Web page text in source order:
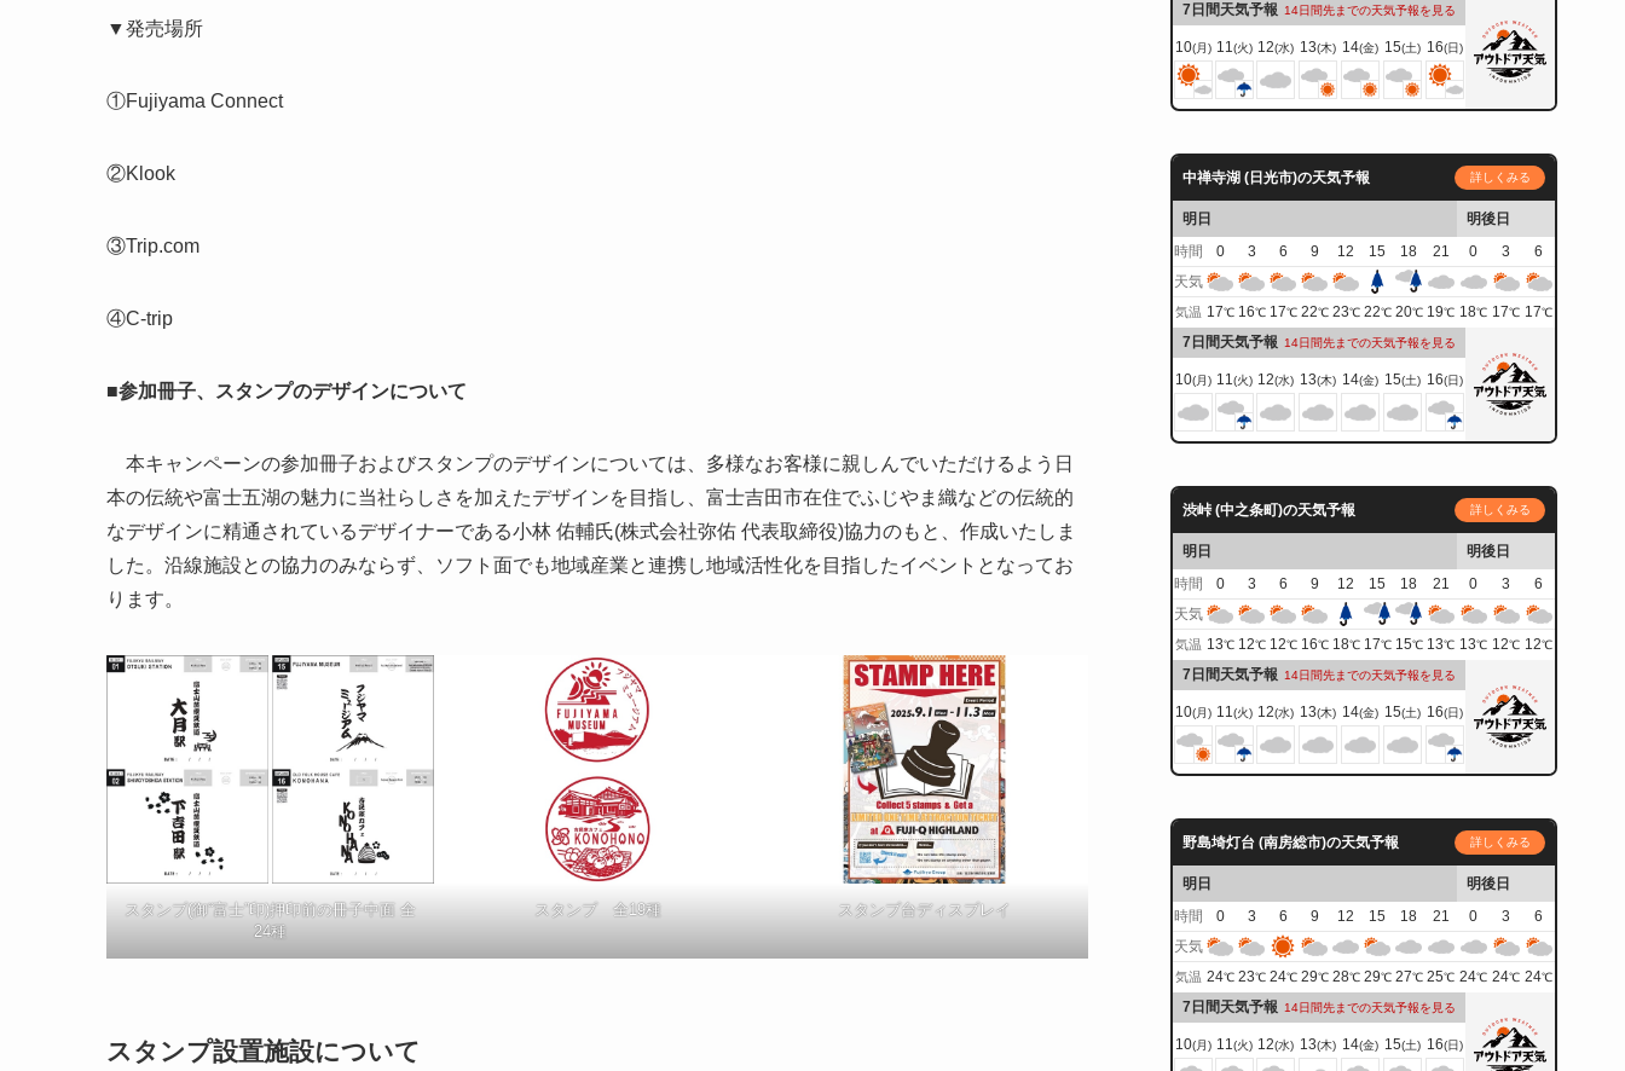
▼発売場所
①Fujiyama Connect
②Klook
③Trip.com
④C-trip
■参加冊子、スタンプのデザインについて
本キャンペーンの参加冊子およびスタンプのデザインについては、多様なお客様に親しんでいただけるよう日
本の伝統や富士五湖の魅力に当社らしさを加えたデザインを目指し、富士吉田市在住でふじやま織などの伝統的
なデザインに精通されているデザイナーである小林 佑輔氏(株式会社弥佑 代表取締役)協力のもと、作成いたしま
した。沿線施設との協力のみならず、ソフト面でも地域産業と連携し地域活性化を目指したイベントとなってお
ります。
スタンプ(御“富士”印)押印前の冊子中面 全
24種
スタンプ 全19種 スタンプ台ディスプレイ
スタンプ設置施設について
7日間天気予報 14日間先までの天気予報を見る
10(月) 11(火) 12(水) 13(木) 14(金) 15(土) 16(日)
中禅寺湖 (日光市)の天気予報 詳しくみる
明日
明後日
時間
0 3 6 9 12 15 18 21 0 3
6
天気
気温 17℃ 16℃ 17℃ 22℃ 23℃ 22℃ 20℃ 19℃ 18℃ 17℃ 17℃
7日間天気予報 14日間先までの天気予報を見る
10(月) 11(火) 12(水) 13(木) 14(金) 15(土) 16(日)
渋峠 (中之条町)の天気予報 詳しくみる
明日
明後日
時間
0 3 6 9 12 15 18 21 0 3
6
天気
気温 13℃ 12℃ 12℃ 16℃ 18℃ 17℃ 15℃ 13℃ 13℃ 12℃ 12℃
7日間天気予報 14日間先までの天気予報を見る
10(月) 11(火) 12(水) 13(木) 14(金) 15(土) 16(日)
野島埼灯台 (南房総市)の天気予報 詳しくみる
明日
明後日
時間
0 3 6 9 12 15 18 21 0 3
6
天気
気温 24℃ 23℃ 24℃ 29℃ 28℃ 29℃ 27℃ 25℃ 24℃ 24℃ 24℃
7日間天気予報 14日間先までの天気予報を見る
10(月) 11(火) 12(水) 13(木) 14(金) 15(土) 16(日)